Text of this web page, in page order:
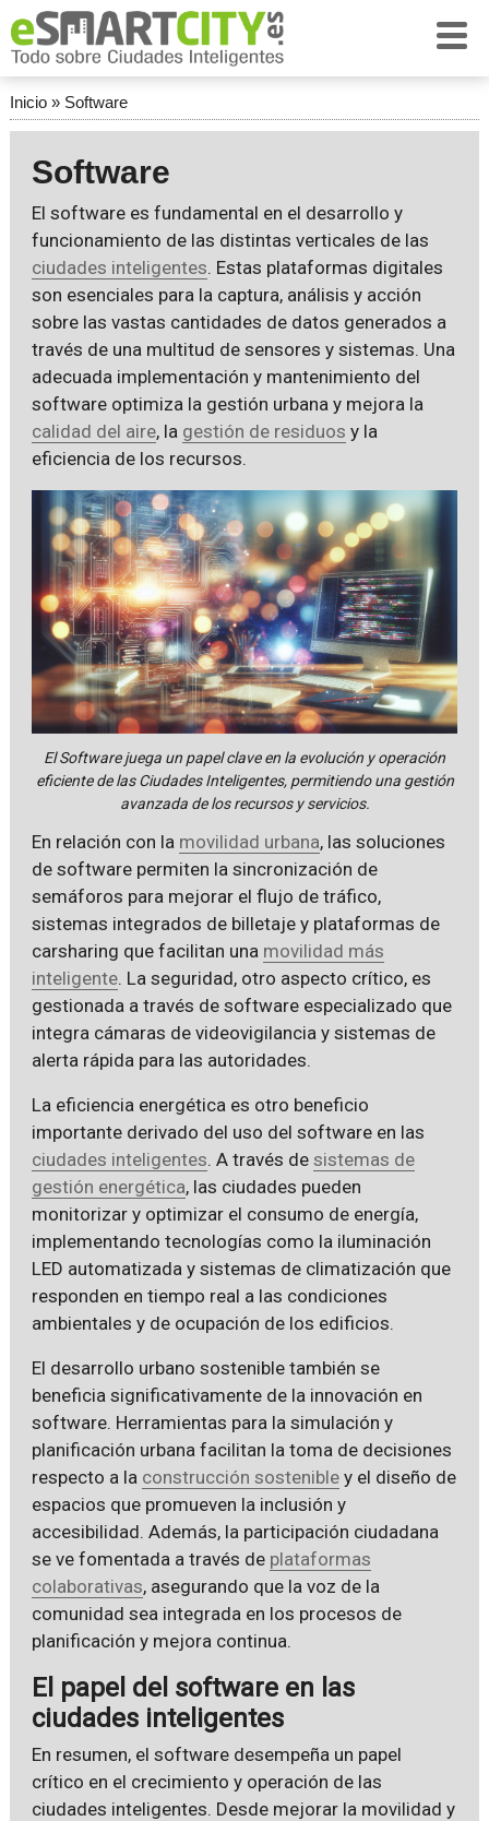
Inicio» Software
Software
El software es fundamental en el desarrollo y
funcionamiento de las distintas verticales de las
ciudades inteligentes. Estas plataformas digitales
son esenciales para la captura, análisis y acción
sobre las vastas cantidades de datos generados a
través de una multitud de sensores y sistemas. Una
adecuada implementación y mantenimiento del
software optimiza la gestión urbana y mejora la
calidad del aire, la gestión de residuos y la
eficiencia de los recursos.
El Software juega un papel clave en la evolución y operación
eficiente de las Ciudades Inteligentes, permitiendo una gestión
avanzada de los recursos y servicios.
En relación con la movilidad urbana, las soluciones
de software permiten la sincronización de
semáforos para mejorar el flujo de tráfico,
sistemas integrados de billetaje y plataformas de
carsharing que facilitan una movilidad más
inteligente. La seguridad, otro aspecto crítico, es
gestionada a través de software especializado que
integra cámaras de videovigilancia y sistemas de
alerta rápida para las autoridades.
La eficiencia energética es otro beneficio
importante derivado del uso del software en las
ciudades inteligentes. A través de sistemas de
gestión energética, las ciudades pueden
monitorizar y optimizar el consumo de energía,
implementando tecnologías como la iluminación
LED automatizada y sistemas de climatización que
responden en tiempo real a las condiciones
ambientales y de ocupación de los edificios.
El desarrollo urbano sostenible también se
beneficia significativamente de la innovación en
software. Herramientas para la simulación y
planificación urbana facilitan la toma de decisiones
respecto a la construcción sostenibley el diseño de
espacios que promueven la inclusión y
accesibilidad. Además, la participación ciudadana
se ve fomentada a través de plataformas
colaborativas, asegurando que la voz de la
comunidad sea integrada en los procesos de
planificación y mejora continua.
El papel del software en las
ciudades inteligentes
En resumen, el software desempeña un papel
crítico en el crecimiento y operación de las
ciudades inteligentes. Desde mejorar la movilidad y